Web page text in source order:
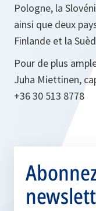
Pologne, la
ainsi que deux
Finlande et la
Pour de plus
Juha Miettinen,
+36 30 513 8778